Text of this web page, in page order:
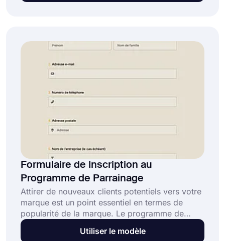
programme de parrainage n'est plus qu'à
quelques clics avec le modèle de formulaire de
programme de parrainage gratuit de forms.app.
Formulaire de Inscription au
Programme de Parrainage
Attirer de nouveaux clients potentiels vers votre
marque est un point essentiel en termes de
popularité de la marque. Le programme de
parrainage peut être d'une grande aide à cet
égard. Ce modèle est prêt pour vous permettre
Utiliser le modèle